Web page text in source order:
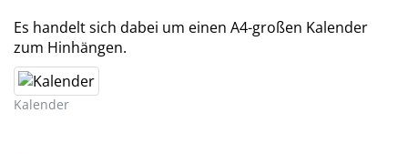
Es handelt sich dabei um einen A4-großen Kalender
zum Hinhängen.
Kalender